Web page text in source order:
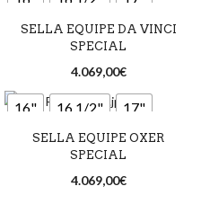
17 1/2"
18"
Nero
New market
Rossiccio
SELLA EQUIPE DA VINCI
SPECIAL
4.069,00€
16" 16 1/2"
17"
17 1/2"
18"
Nero
SELLA EQUIPE OXER
SPECIAL
4.069,00€